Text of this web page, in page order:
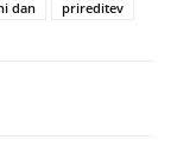
dan prireditev